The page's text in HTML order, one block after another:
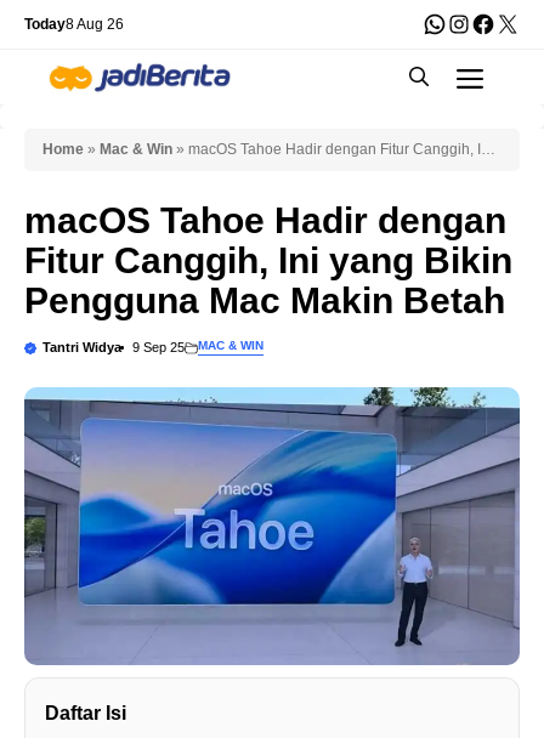
Skip
content
Today8 Aug 26 WhatsApp
X
Home » Mac & Win » macOS Tahoe Hadir dengan Fitur Canggih, Ini
macOS Tahoe Hadir dengan
Fitur Canggih, Ini yang Bikin
Pengguna Mac Makin Betah
Tantri Widya 9 Sep 25 MAC & WIN
Daftar Isi